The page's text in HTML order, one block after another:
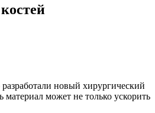
новый хирургический
может не только ускорить